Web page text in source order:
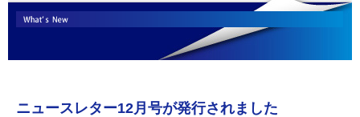
ニュースレター12月号が発行されました